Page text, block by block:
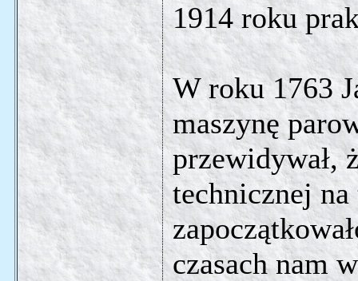
1914 roku
W roku 1763
maszynę
przewidywał,
technicznej
czasach nam